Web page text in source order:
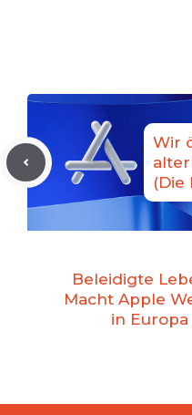
Wir
(Die
Beleidigte
Macht Apple
in